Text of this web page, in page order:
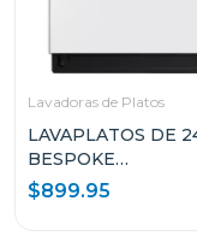
Lavadoras de Platos
LAVAPLATOS DE
BESPOKE
EMPOTRABLE
ENERGYSTAR
$899.95